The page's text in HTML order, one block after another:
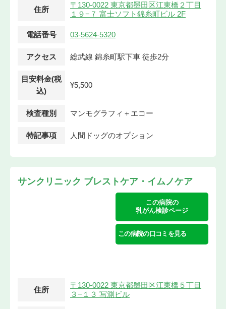
住所
〒130-0022 東京都墨田区江東橋２丁目
１９−７ 富士ソフト錦糸町ビル 2F
電話番号 03-5624-5320
アクセス 総武線 錦糸町駅下車 徒歩2分
目安料金(税
込)
¥5,500
検査種別 マンモグラフィ＋エコー
特記事項 人間ドッグのオプション
サンクリニック ブレストケア・イムノケア
この病院の
乳がん検診ページ
この病院の口コミを見る
住所
〒130-0022 東京都墨田区江東橋５丁目
３−１３ 写測ビル